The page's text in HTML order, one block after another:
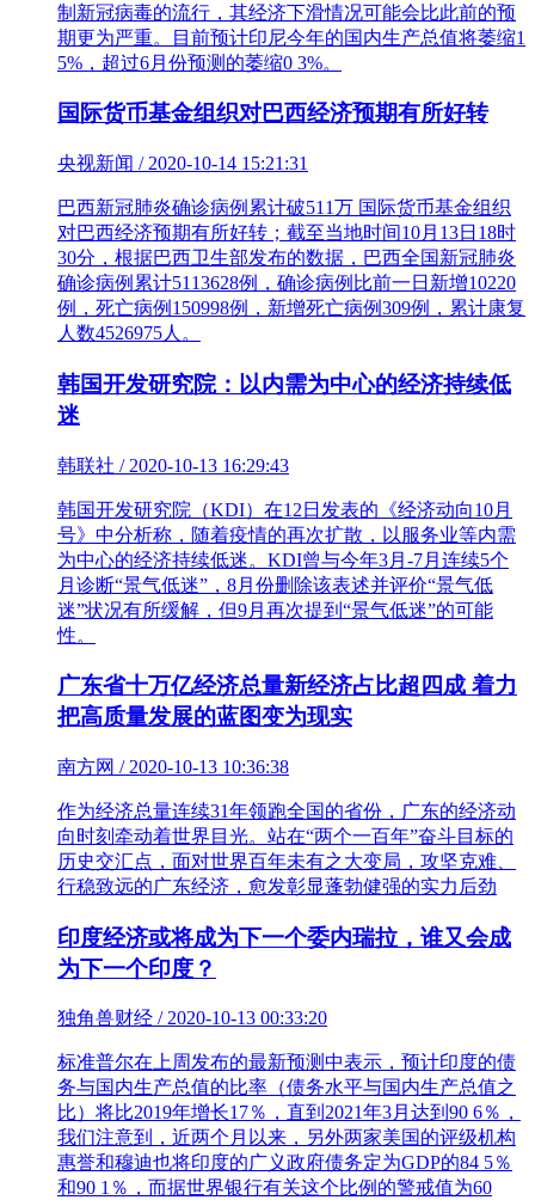
制新冠病毒的流行，其经济下滑情况可能会比此前的预
期更为严重。目前预计印尼今年的国内生产总值将萎缩1
5%，超过6月份预测的萎缩0 3%。
国际货币基金组织对巴西经济预期有所好转
央视新闻 / 2020-10-14 15:21:31
​巴西新冠肺炎确诊病例累计破511万 国际货币基金组织
对巴西经济预期有所好转；截至当地时间10月13日18时
30分，根据巴西卫生部发布的数据，巴西全国新冠肺炎
确诊病例累计5113628例，确诊病例比前一日新增10220
例，死亡病例150998例，新增死亡病例309例，累计康复
人数4526975人。
韩国开发研究院：以内需为中心的经济持续低
迷
韩联社 / 2020-10-13 16:29:43
韩国开发研究院（KDI）在12日发表的《经济动向10月
号》中分析称，随着疫情的再次扩散，以服务业等内需
为中心的经济持续低迷。KDI曾与今年3月-7月连续5个
月诊断“景气低迷”，8月份删除该表述并评价“景气低
迷”状况有所缓解，但9月再次提到“景气低迷”的可能
性。
广东省十万亿经济总量新经济占比超四成 着力
把高质量发展的蓝图变为现实
南方网 / 2020-10-13 10:36:38
作为经济总量连续31年领跑全国的省份，广东的经济动
向时刻牵动着世界目光。站在“两个一百年”奋斗目标的
历史交汇点，面对世界百年未有之大变局，攻坚克难、
行稳致远的广东经济，愈发彰显蓬勃健强的实力后劲
印度经济或将成为下一个委内瑞拉，谁又会成
为下一个印度？
独角兽财经 / 2020-10-13 00:33:20
标准普尔在上周发布的最新预测中表示，预计印度的债
务与国内生产总值的比率（债务水平与国内生产总值之
比）将比2019年增长17％，直到2021年3月达到90 6％，
我们注意到，近两个月以来，另外两家美国的评级机构
惠誉和穆迪也将印度的广义政府债务定为GDP的84 5％
和90 1％，而据世界银行有关这个比例的警戒值为60